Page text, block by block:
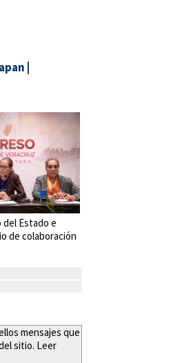
del Estado e
de colaboración
mensajes que
sitio. Leer